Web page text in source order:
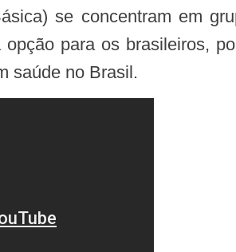
se concentram em
para os brasileiros,
saúde no Brasil.